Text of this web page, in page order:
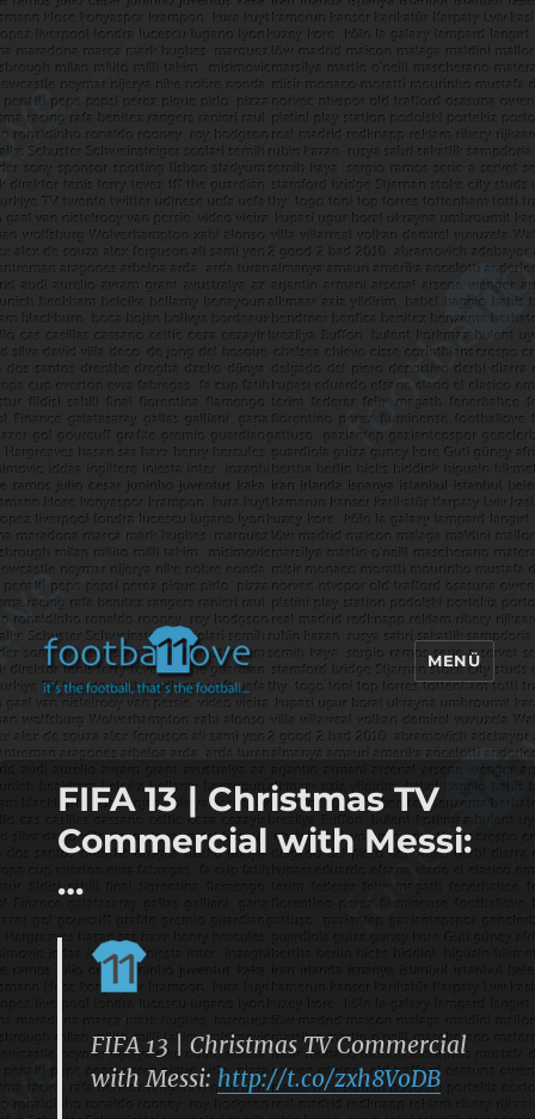
footbaLLove
MENÜ
FIFA 13 | Christmas TV
Commercial with Messi:
…
FIFA 13 | Christmas TV Commercial
with Messi: http://t.co/zxh8VoDB